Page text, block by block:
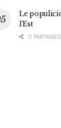
Le
l’Est
0 PARTAGES